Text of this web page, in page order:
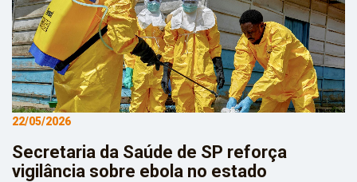
22/05/2026
Secretaria da Saúde de SP reforça
vigilância sobre ebola no estado